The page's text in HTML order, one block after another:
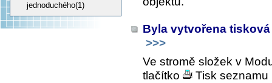
jednoduchého(1)
Byla vytvořena
>>>
Ve stromě složek v
tlačítko
Tisk seznamu